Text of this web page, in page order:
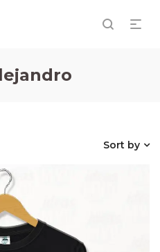
Sort by